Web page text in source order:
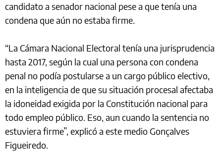
candidato a senador nacional pese a que tenía una
condena que aún no estaba firme.
“La Cámara Nacional Electoral tenía una jurisprudencia
hasta 2017, según la cual una persona con condena
penal no podía postularse a un cargo público electivo,
en la inteligencia de que su situación procesal afectaba
la idoneidad exigida por la Constitución nacional para
todo empleo público. Eso, aun cuando la sentencia no
estuviera firme”, explicó a este medio Gonçalves
Figueiredo.